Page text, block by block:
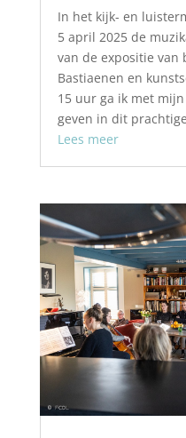
In het kijk- en
5 april 2025 de
van de expositie van
Bastiaenen en
15 uur ga ik met
geven in dit
Lees meer